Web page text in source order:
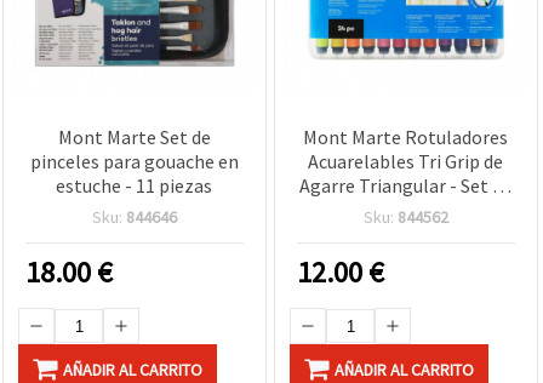
Mont Marte Set de
pinceles para gouache en
estuche - 11 piezas
Sku: 844646
18.00€
AÑADIR AL CARRITO
Mont Marte Rotuladores
Acuarelables Tri Grip de
Agarre Triangular - Set de
24 Colores Surtidos en
Plástico
Sku: 844562
12.00€
AÑADIR AL CARRITO